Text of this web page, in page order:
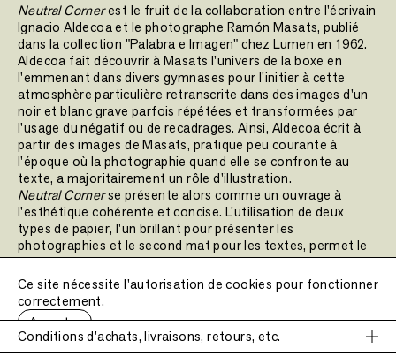
Neutral Cornerest le fruit de la collaboration entre l'écrivain
Ignacio Aldecoa et le photographe Ramón Masats, publié
dans la collection "Palabra e Imagen" chez Lumen en 1962.
Aldecoa fait découvrir à Masats l'univers de la boxe en
l'emmenant dans divers gymnases pour l'initier à cette
atmosphère particulière retranscrite dans des images d'un
noir et blanc grave parfois répétées et transformées par
l'usage du négatif ou de recadrages. Ainsi, Aldecoa écrit à
partir des images de Masats, pratique peu courante à
l'époque où la photographie quand elle se confronte au
texte, a majoritairement un rôle d'illustration.
Neutral Cornerse présente alors comme un ouvrage à
l'esthétique cohérente et concise. L'utilisation de deux
types de papier, l'un brillant pour présenter les
photographies et le second mat pour les textes, permet le
dialogue entre textes et images.
Date de publication :
Nombre de pages :
76 pages
Nombre d'images :
27 images
Conditions d'achats, livraisons, retours, etc.
Ce site nécessite l'autorisation de cookies pour fonctionner
correctement.
Accepter